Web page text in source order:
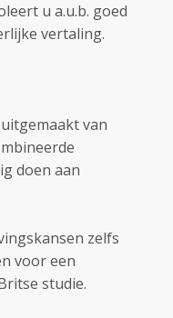
u a.u.b. goed
vertaling.
van
doen aan
zelfs
voor een
studie.